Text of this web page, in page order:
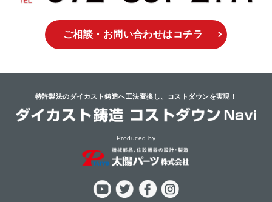
ご相談・お問い合わせはコチラ
特許製法のダイカスト鋳造へ工法変換し、 コストダウンを実現！
Produced by